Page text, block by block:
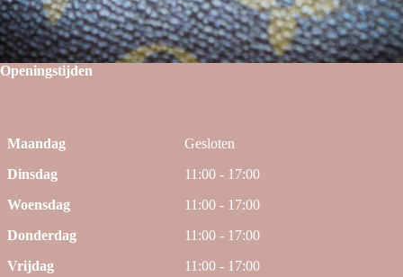
Openingstijden
Maandag
Gesloten
Dinsdag
11:00 - 17:00
Woensdag
11:00 - 17:00
Donderdag
11:00 - 17:00
Vrijdag
11:00 - 17:00